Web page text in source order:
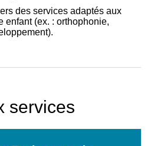
des services adaptés aux
enfant (ex. : orthophonie,
services